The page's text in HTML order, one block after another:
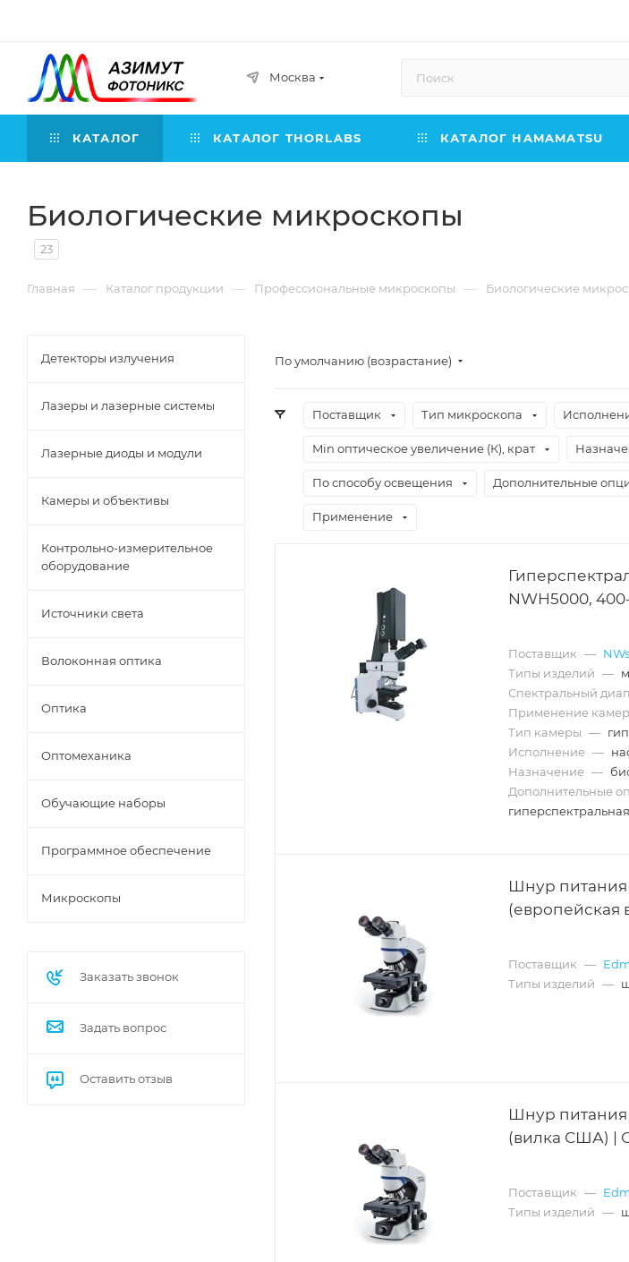
Москва
КАТАЛОГ КАТАЛОГ THORLABS КАТАЛОГ HAMAMATSU
Биологические микроскопы
23
Главная — Каталог продукции — Профессиональные микроскопы — Биологические
По умолчанию (возрастание)
Поставщик Тип микроскопа
Min оптическое увеличение (К), крат
По способу освещения Дополнительные
Применение
NWH5000,
Поставщик —
Типы изделий —
Спектральный
Применение
Тип камеры —
Исполнение —
Назначение —
Дополнительные
Шнур питания
(европейская
Поставщик —
Типы изделий —
Шнур питания
(вилка США) |
Поставщик —
Типы изделий —
Детекторы излучения
Лазеры и лазерные системы
Лазерные диоды и модули
Камеры и объективы
Контрольно-измерительное
оборудование
Источники света
Волоконная оптика
Оптика
Оптомеханика
Обучающие наборы
Программное обеспечение
Микроскопы
Заказать звонок
Задать вопрос
Оставить отзыв